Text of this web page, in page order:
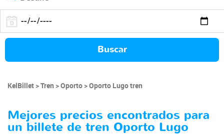
Buscar
KelBillet Tren Oporto Oporto Lugo tren
Mejores precios encontrados para
un billete de tren Oporto Lugo